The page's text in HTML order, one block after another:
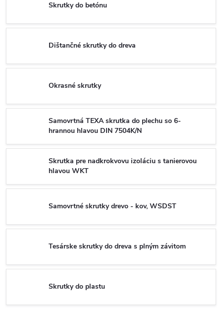
Skrutky do betónu
Dištančné skrutky do dreva
Okrasné skrutky
Samovrtná TEXA skrutka do plechu so 6-
hrannou hlavou DIN 7504K/N
Skrutka pre nadkrokvovu izoláciu s tanierovou
hlavou WKT
Samovrtné skrutky drevo - kov, WSDST
Tesárske skrutky do dreva s plným závitom
Skrutky do plastu